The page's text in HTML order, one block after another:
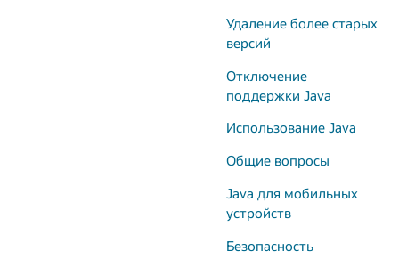
Удаление более старых
версий
Отключение
поддержки Java
Использование Java
Общие вопросы
Java для мобильных
устройств
Безопасность